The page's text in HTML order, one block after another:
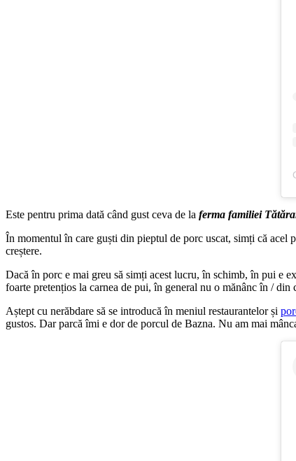
Este pentru prima dată când gust ceva de la ferma familiei
În momentul în care guști din pieptul de porc uscat, simți că acel
creștere.
Dacă în porc e mai greu să simți acest lucru, în schimb, în pui e
foarte pretențios la carnea de pui, în general nu o mănânc în /
Aștept cu nerăbdare să se introducă în meniul restaurantelor și
gustos. Dar parcă îmi e dor de porcul de Bazna. Nu am mai